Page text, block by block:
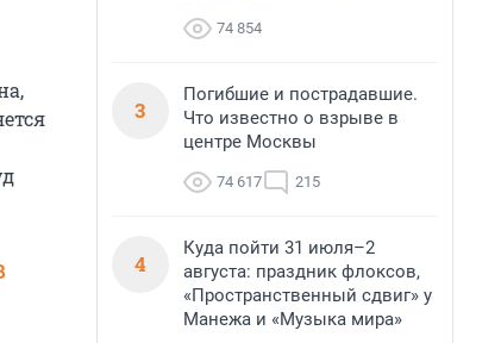
74 854
3
Погибшие и пострадавшие.
Что известно о взрыве в
центре Москвы
74 617 215
4
Куда пойти 31 июля–2
августа: праздник флоксов,
«Пространственный сдвиг» у
Манежа и «Музыка мира»